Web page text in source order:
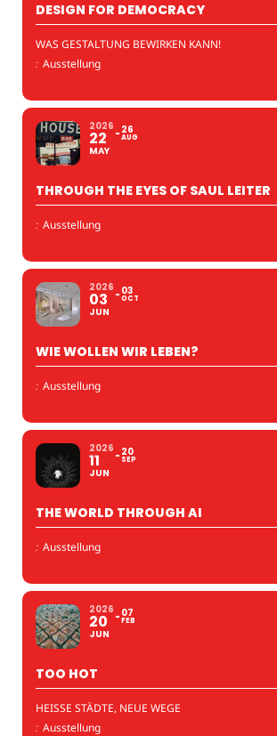
DESIGN FOR DEMOCRACY
WAS GESTALTUNG BEWIRKEN KANN!
: Ausstellung
2026
22
MAY
26
AUG
THROUGH THE EYES OF SAUL LEITER
: Ausstellung
2026
03
JUN
03
OCT
WIE WOLLEN WIR LEBEN?
: Ausstellung
2026
11
JUN
20
SEP
THE WORLD THROUGH AI
: Ausstellung
2026
20
JUN
07
FEB
TOO HOT
HEISSE STÄDTE, NEUE WEGE
: Ausstellung